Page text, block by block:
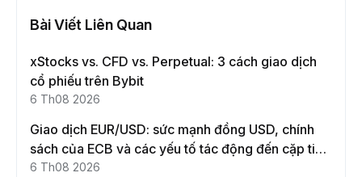
Bài Viết Liên Quan
xStocks vs. CFD vs. Perpetual: 3 cách giao dịch
cổ phiếu trên Bybit
6 Th08 2026
Giao dịch EUR/USD: sức mạnh đồng USD, chính
sách của ECB và các yếu tố tác động đến cặp tiền
này
6 Th08 2026